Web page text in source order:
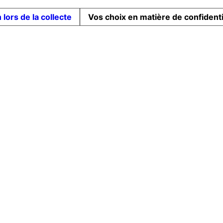
lors de la collecte Vos choix en matière de